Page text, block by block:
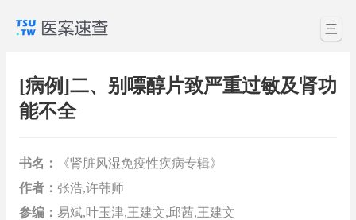
三
[病例]二、别嘌醇片致严重过敏及肾功
能不全
书名：
《肾脏风湿免疫性疾病专辑》
作者： 张浩,许韩师
参编： 易斌,叶玉津,王建文,邱茜,王建文